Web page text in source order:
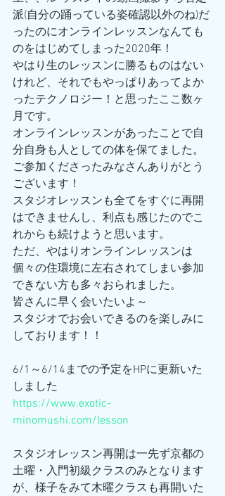
派(自分の踊っている姿確認以外のね)だ
ったのにオンラインレッスンなんても
のをはじめてしまった2020年！
やはり生のレッスンに勝るものはない
けれど、それでもやっぱりあってよか
ったテクノロジー！と思ったここ数ヶ
月です。
オンラインレッスンがあったことで自
分自身も人としての体を保てました。
ご参加くださったみなさんありがとう
ございます！
スタジオレッスンも全てをすぐに再開
はできませんし、利点も感じたのでこ
れからも続けようと思います。
ただ、やはりオンラインレッスンは
個々の住環境に左右されてしまい参加
できない方も多々おられました。
皆さんに早く会いたいよ～
スタジオでお会いできるのを楽しみに
しております！！
6/1～6/14までの予定をHPに更新いた
しました
https://www.exotic-
minomushi.com/lesson
スタジオレッスン再開は一先ず京都の
土曜・入門初級クラスのみとなります
が、様子をみて木曜クラスも再開いた